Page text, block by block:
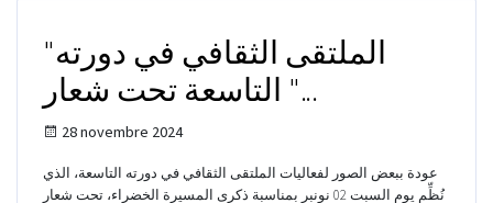
"الملتقى الثقافي في دورته
التاسعة تحت شعار "...
28 novembre 2024
عودة ببعض الصور لفعاليات الملتقى الثقافي في دورته التاسعة، الذي
نُظِّم يوم السبت 02 نونبر بمناسبة ذكرى المسيرة الخضراء، تحت شعار